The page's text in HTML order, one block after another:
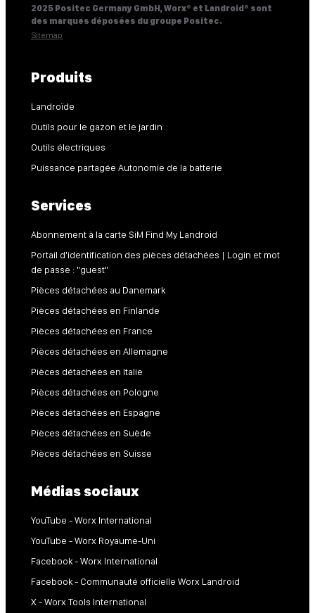
2025 Positec Germany GmbH, Worx® et Landroid® sont
des marques déposées du groupe Positec.
Sitemap
Produits
Landroïde
Outils pour le gazon et le jardin
Outils électriques
Puissance partagée Autonomie de la batterie
Services
Abonnement à la carte SiM Find My Landroid
Portail d'identification des pièces détachées | Login et mot
de passe : "guest"
Pièces détachées au Danemark
Pièces détachées en Finlande
Pièces détachées en France
Pièces détachées en Allemagne
Pièces détachées en Italie
Pièces détachées en Pologne
Pièces détachées en Espagne
Pièces détachées en Suède
Pièces détachées en Suisse
Médias sociaux
YouTube - Worx International
YouTube - Worx Royaume-Uni
Facebook - Worx International
Facebook - Communauté officielle Worx Landroid
X - Worx Tools International